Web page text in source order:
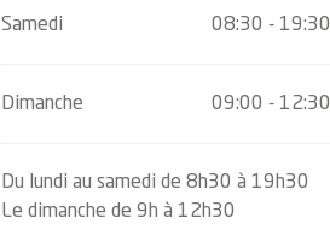
Samedi 08:30 - 19:30
Dimanche 09:00 - 12:30
Du lundi au samedi de 8h30 à 19h30
Le dimanche de 9h à 12h30